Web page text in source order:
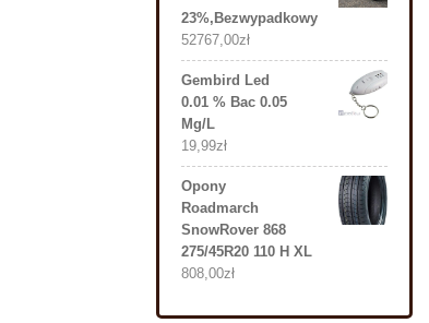
23%,Bezwypadkowy
52767,00zł
Gembird Led
0.01 % Bac 0.05
Mg/L
19,99zł
Opony
Roadmarch
SnowRover 868
275/45R20 110 H XL
808,00zł